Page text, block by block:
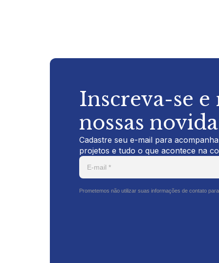
Inscreva-se e
nossas
Cadastre seu e-mail para
projetos e tudo o que acontece na
Prometemos não utilizar suas informações de contato